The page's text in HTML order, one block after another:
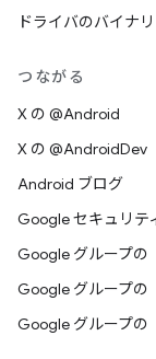
ドライバのバイナリ
つながる
X の @Android
X の @AndroidDev
Android ブログ
Google セキュリテ
Google グループの
Google グループの
Google グループの